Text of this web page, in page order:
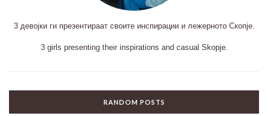
3 девојки ги презентираат своите инспирации и лежерното Скопје.
3 girls presenting their inspirations and casual Skopje.
RANDOM POSTS